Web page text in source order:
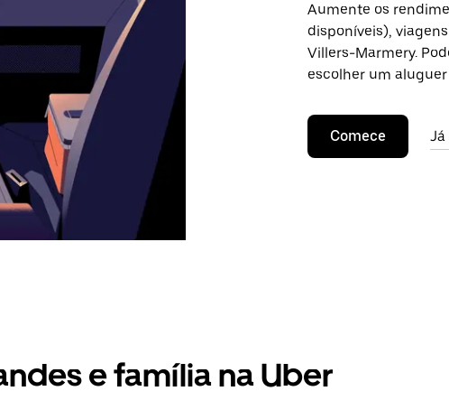
Aumente os
disponíveis),
Villers-Marmery.
escolher um
Comece Já
e família na Uber